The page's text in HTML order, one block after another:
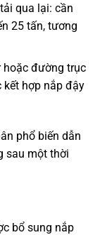
qua lại: cần
25 tấn, tương
hoặc đường trục
kết hợp nắp đậy
phổ biến dẫn
sau một thời
bổ sung nắp